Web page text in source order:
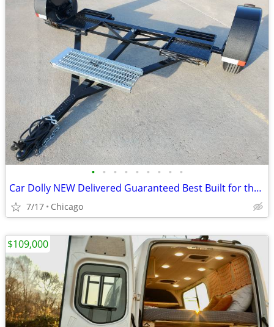
• • • • • • • • •
Car Dolly NEW Delivered Guaranteed Best Built for the Money in U.S.!
7/17 Chicago
$109,000